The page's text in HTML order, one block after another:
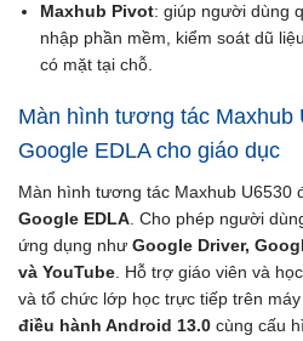
Maxhub Pivot: giúp người dùng
nhập phần mềm, kiểm soát dũ
có mặt tại chỗ.
Màn hình tương tác Maxhub
Google EDLA cho giáo dục
Màn hình tương tác Maxhub U6530
Google EDLA . Cho phép người
ứng dụng như Google Driver,
và YouTube . Hỗ trợ giáo viên và
và tổ chức lớp học trực tiếp trên
điều hành Android 13.0 cùng cấu